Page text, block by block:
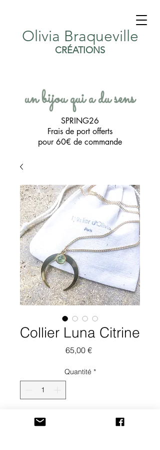
Olivia Braqueville
CRÉATIONS
un bijou qui a du sens
SPRING26
Frais de port offerts
pour 60€ de commande
Collier Luna Citrine
65,00 €Prix
Quantité *